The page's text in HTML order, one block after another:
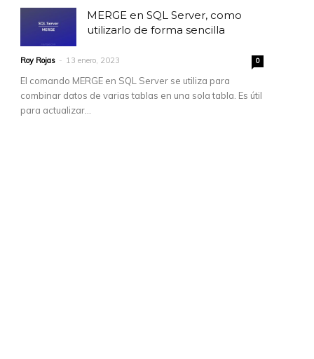
MERGE en SQL Server, como
utilizarlo de forma sencilla
Roy Rojas - 13 enero, 2023 0
El comando MERGE en SQL Server se utiliza para
combinar datos de varias tablas en una sola tabla. Es útil
para actualizar...